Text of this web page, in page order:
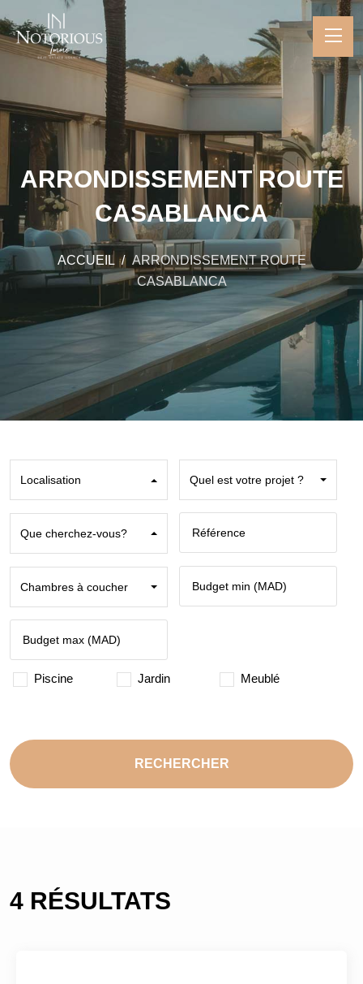
ARRONDISSEMENT ROUTE
CASABLANCA
ACCUEIL
ARRONDISSEMENT ROUTE
CASABLANCA
Localisation Quel est votre projet ?
Que cherchez-vous?
Chambres à coucher
Piscine Jardin Meublé
RECHERCHER
4 RÉSULTATS